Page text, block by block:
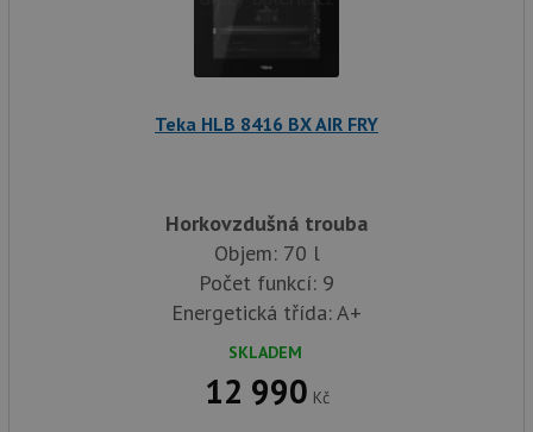
Teka HLB 8416 BX AIR FRY
Horkovzdušná trouba
Objem: 70 l
Počet funkcí: 9
Energetická třída: A+
SKLADEM
12 990 Kč